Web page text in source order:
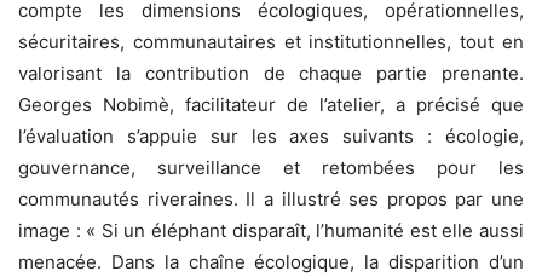
compte les dimensions écologiques, opérationnelles,
sécuritaires, communautaires et institutionnelles, tout en
valorisant la contribution de chaque partie prenante.
Georges Nobimè, facilitateur de l’atelier, a précisé que
l’évaluation s’appuie sur les axes suivants : écologie,
gouvernance, surveillance et retombées pour les
communautés riveraines. Il a illustré ses propos par une
image : « Si un éléphant disparaît, l’humanité est elle aussi
menacée. Dans la chaîne écologique, la disparition d’un